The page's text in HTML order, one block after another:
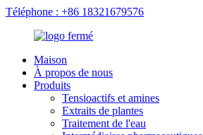
Téléphone : +86 18321679576
Maison
À propos de nous
Produits
Tensioactifs et amines
Extraits de plantes
Traitement de l'eau